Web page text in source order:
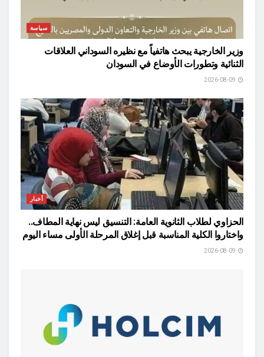
سياسة
وزير الخارجية يبحث هاتفياً مع نظيره السوداني العلاقات
الثنائية وتطورات الأوضاع في السودان
أخبار
الحزاوي لطلاب الثانوية العامة: التنسيق ليس نهاية المطاف..
واختاروا الكلية المناسبة قبل إغلاق المرحلة الأولى مساء اليوم